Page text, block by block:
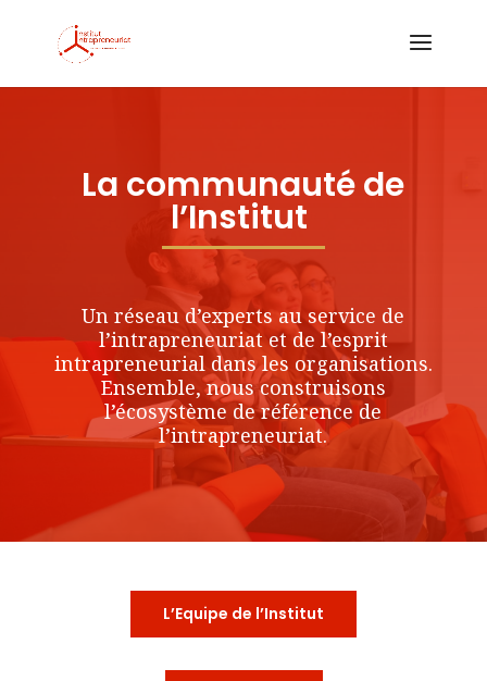
La communauté de
l’Institut
Un réseau d’experts au service de
l’intrapreneuriat et de l’esprit
intrapreneurial dans les organisations.
Ensemble, nous construisons
l’écosystème de référence de
l’intrapreneuriat.
L’Equipe de l’Institut